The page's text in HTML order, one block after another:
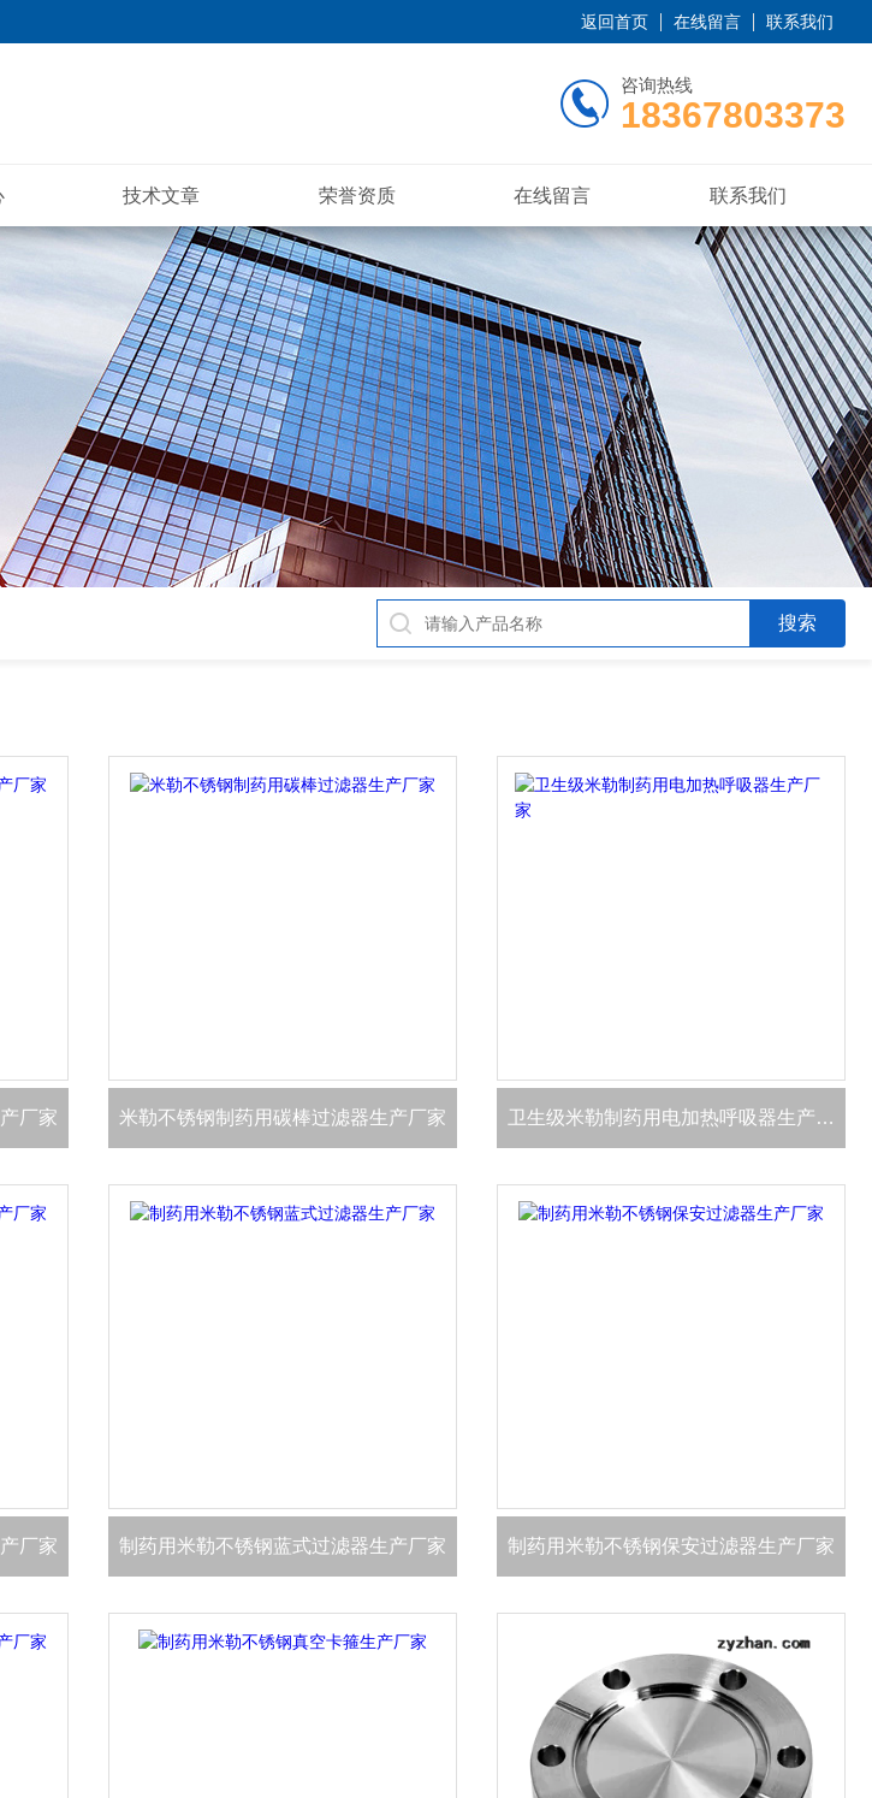
返回首页 在线留言 联系我们
咨询热线
18367803373
技术文章 荣誉资质 在线留言 联系我们
厂家 米勒不锈钢制药用碳棒过滤器生产厂家 卫生级米勒制药用电加热呼吸器生产厂家
厂家 制药用米勒不锈钢蓝式过滤器生产厂家 制药用米勒不锈钢保安过滤器生产厂家